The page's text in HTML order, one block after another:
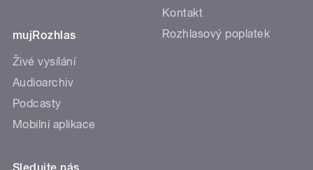
mujRozhlas
Živé vysílání
Audioarchiv
Podcasty
Mobilní aplikace
Kontakt
Rozhlasový poplatek